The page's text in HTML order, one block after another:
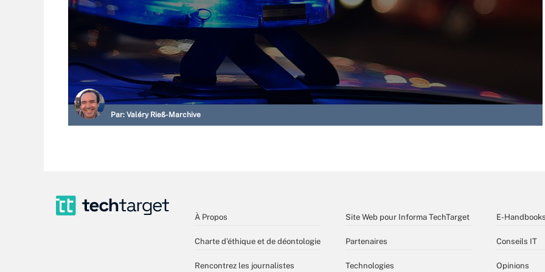
Par: Valéry Rieß-Marchive
À Propos
Charte d’éthique et de déontologie
Rencontrez les journalistes
Site Web pour Informa TechTarget
Partenaires
Technologies
E-
Conseils IT
Opinions